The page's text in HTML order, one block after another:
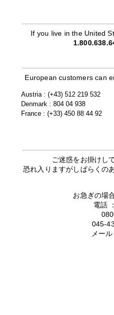
If you live in the United
European customers can
Austria : (+43) 512 219 532
Denmark : 804 04 938
France : (+33) 450 88 44 92
ご迷惑をお掛けし
恐れ入りますがしばらくの
お急ぎの場
電話
045-
メール